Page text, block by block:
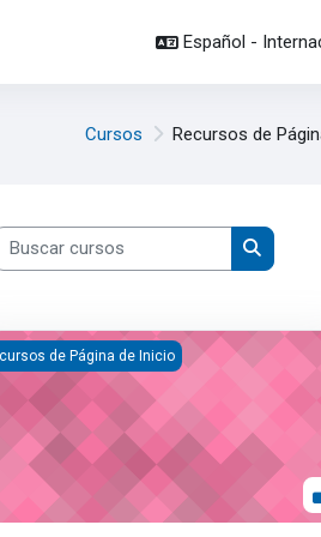
Español -
Cursos Recursos de
cursos
Buscar
de Impresión
de Página de Inicio